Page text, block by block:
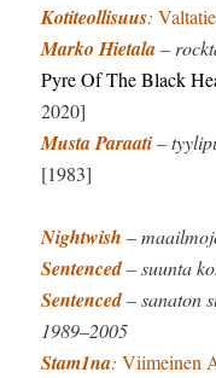
Kotiteollisuus:
Marko Hietala–
Pyre Of The Black
2020]
Musta Paraati–
[1983]
Nightwish –
Sentenced– suunta
Sentenced– sanaton
1989–2005
Stam1na:Viimeinen